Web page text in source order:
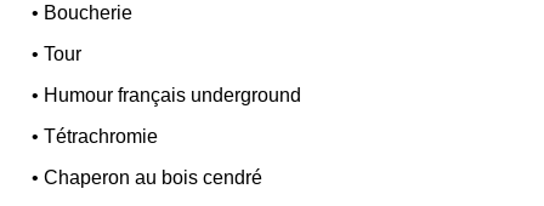
• Boucherie
•Tour
• Humour français underground
•Tétrachromie
•Chaperon au bois cendré